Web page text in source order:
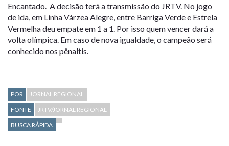
Encantado. A decisão terá a transmissão do JRTV. No jogo
de ida, em Linha Várzea Alegre, entre Barriga Verde e Estrela
Vermelha deu empate em 1 a 1. Por isso quem vencer dará a
volta olímpica. Em caso de nova igualdade, o campeão será
conhecido nos pênaltis.
POR
JORNAL REGIONAL
FONTE
JRTV/JORNAL REGIONAL
BUSCA RÁPIDA